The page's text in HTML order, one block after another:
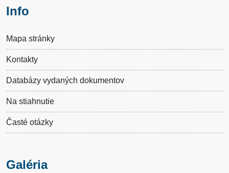
Info
Mapa stránky
Kontakty
Databázy vydaných dokumentov
Na stiahnutie
Časté otázky
Galéria